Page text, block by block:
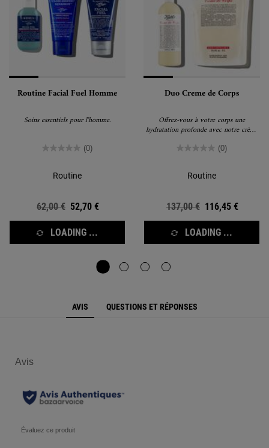
Routine Facial Fuel Homme
Soins essentiels pour l'homme.
(0)
Routine
Ancien prix
62,00 € Nouveau prix
52,70 €
LOADING ...
Duo Creme de Corps
Offrez-vous à votre corps une
hydratation profonde avec notre crème
(0)
Routine
Ancien prix
137,00 € Nouveau prix
116,45 €
LOADING ...
AVIS QUESTIONS ET RÉPONSES